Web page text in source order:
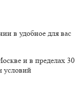
в удобное для вас
и в пределах 30